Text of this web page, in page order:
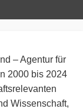
– Agentur für
2000 bis 2024
Wissenschaft,